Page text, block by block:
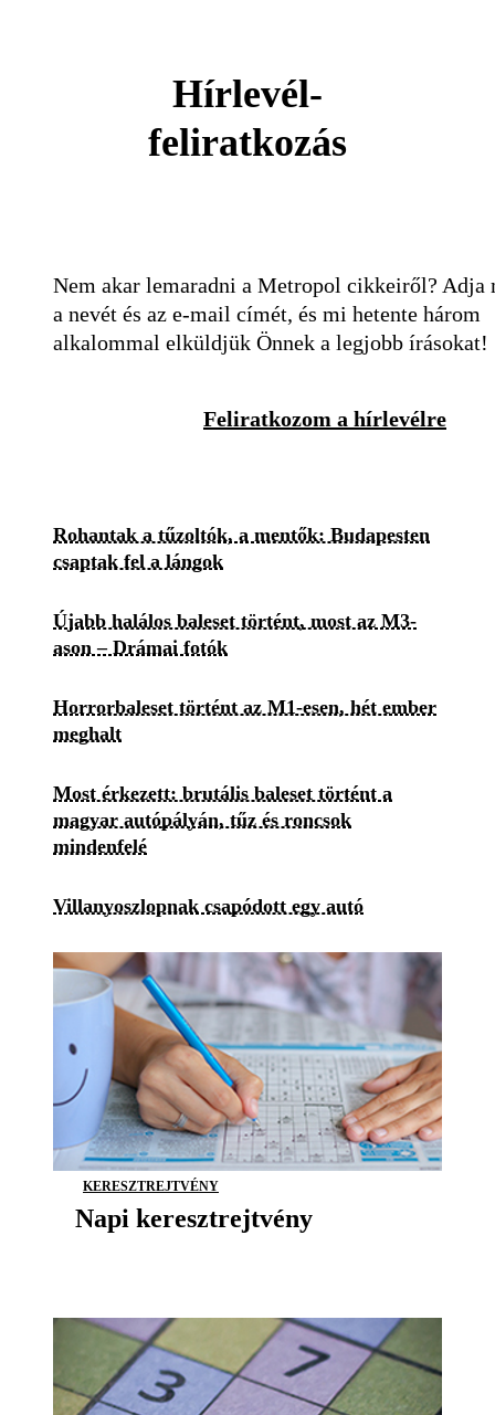
Hírlevél-
feliratkozás
Nem akar lemaradni a Metropol cikkeiről? Adja
a nevét és az e-mail címét, és mi hetente három
alkalommal elküldjük Önnek a legjobb írásokat!
Feliratkozom a hírlevélre
Rohantak a tűzoltók, a mentők: Budapesten
csaptak fel a lángok
Újabb halálos baleset történt, most az M3-
ason – Drámai fotók
Horrorbaleset történt az M1-esen, hét ember
meghalt
Most érkezett: brutális baleset történt a
magyar autópályán, tűz és roncsok
mindenfelé
Villanyoszlopnak csapódott egy autó
KERESZTREJTVÉNY
Napi keresztrejtvény